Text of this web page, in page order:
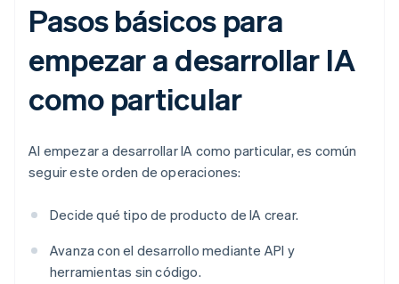
Pasos básicos para
empezar a desarrollar IA
como particular
Al empezar a desarrollar IA como particular, es común
seguir este orden de operaciones:
Decide qué tipo de producto de IA crear.
Avanza con el desarrollo mediante API y
herramientas sin código.